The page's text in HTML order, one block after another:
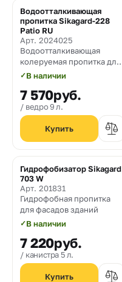
Контакты
8
800
550-
03-
50
sales@mpkm.org
Водоотталкивающая
пропитка Sikagard-228
Patio RU
Арт. 2024025
Водоотталкивающая
колеруемая пропитка для
обновления и защиты
бетона
✓В наличии
7 570руб.
ведро 9 л.
Гидрофобизатор Sikagard
703 W
Арт. 201831
Гидрофобная пропитка
для фасадов зданий
✓В наличии
7 220руб.
канистра 5 л.